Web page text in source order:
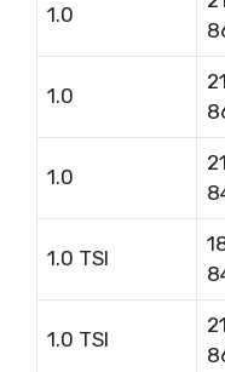
1.0
1.0
1.0
1.0 TSI
1.0 TSI